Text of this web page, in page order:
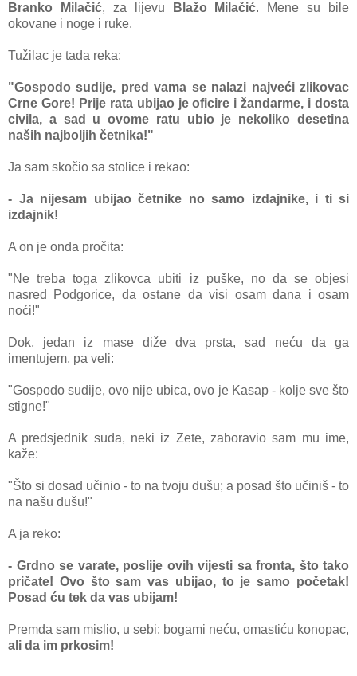
Branko Milačić, za lijevu Blažo Milačić. Mene su bile
okovane i noge i ruke.
Tužilac je tada reka:
"Gospodo sudije, pred vama se nalazi najveći zlikovac
Crne Gore! Prije rata ubijao je oficire i žandarme, i dosta
civila, a sad u ovome ratu ubio je nekoliko desetina
naših najboljih četnika!"
Ja sam skočio sa stolice i rekao:
- Ja nijesam ubijao četnike no samo izdajnike, i ti si
izdajnik!
A on je onda pročita:
"Ne treba toga zlikovca ubiti iz puške, no da se objesi
nasred Podgorice, da ostane da visi osam dana i osam
noći!"
Dok, jedan iz mase diže dva prsta, sad neću da ga
imentujem, pa veli:
"Gospodo sudije, ovo nije ubica, ovo je Kasap - kolje sve što
stigne!"
A predsjednik suda, neki iz Zete, zaboravio sam mu ime,
kaže:
"Što si dosad učinio - to na tvoju dušu; a posad što učiniš - to
na našu dušu!"
A ja reko:
- Grdno se varate, poslije ovih vijesti sa fronta, što tako
pričate! Ovo što sam vas ubijao, to je samo početak!
Posad ću tek da vas ubijam!
Premda sam mislio, u sebi: bogami neću, omastiću konopac,
ali da im prkosim!